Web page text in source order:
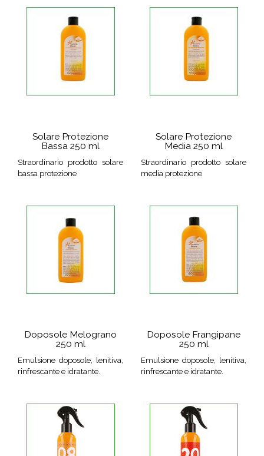
Solare Protezione
Bassa 250 ml
Straordinario prodotto solare
bassa protezione
Solare Protezione
Media 250 ml
Straordinario prodotto solare
media protezione
Doposole Melograno
250 ml
Emulsione doposole, lenitiva,
rinfrescante e idratante.
Doposole Frangipane
250 ml
Emulsione doposole, lenitiva,
rinfrescante e idratante.